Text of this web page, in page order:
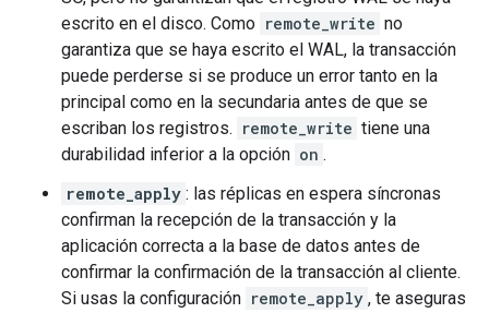
escrito en el disco. Como remote_write no
garantiza que se haya escrito el WAL, la transacción
puede perderse si se produce un error tanto en la
principal como en la secundaria antes de que se
escriban los registros. remote_write tiene una
durabilidad inferior a la opción on .
remote_apply : las réplicas en espera síncronas
confirman la recepción de la transacción y la
aplicación correcta a la base de datos antes de
confirmar la confirmación de la transacción al cliente.
Si usas la configuración remote_apply , te aseguras